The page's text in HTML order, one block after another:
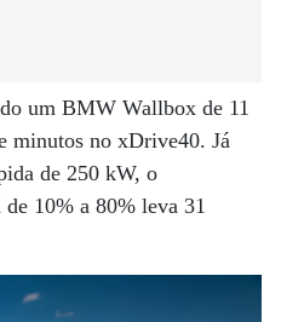
um BMW Wallbox de 11
minutos no xDrive40. Já
de 250 kW, o
10% a 80% leva 31